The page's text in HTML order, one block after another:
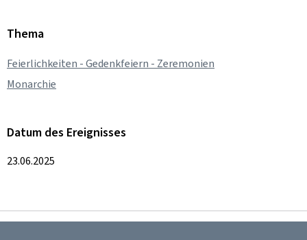
Thema
Feierlichkeiten - Gedenkfeiern - Zeremonien
Monarchie
Datum des Ereignisses
23.06.2025